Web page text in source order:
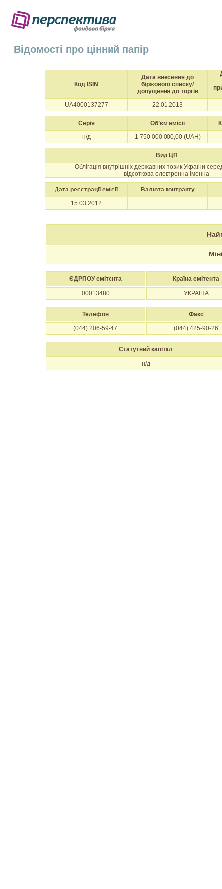
Відомості про цінний папір
Код ISIN
Дата внесення до
біржового списку/
допущення до торгів
UA4000137277 22.01.2013
Серія Об’єм емісії
н/д
1 750 000 000,00 (UAH)
Вид ЦП
Облігація внутрішніх державних позик України
відсоткова електронна іменна
Дата реєстрації емісії
Валюта контракту
15.03.2012
ЄДРПОУ емітента Країна емітента
00013480 УКРАЇНА
Телефон Факс
(044) 206-59-47 (044) 425-90-26
Статутний капітал
н/д